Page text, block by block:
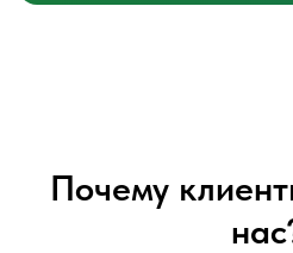
Почему